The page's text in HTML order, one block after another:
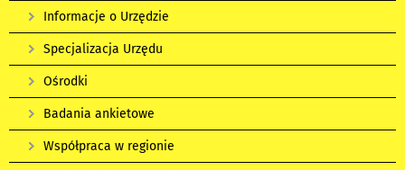
Informacje o Urzędzie
Specjalizacja Urzędu
Ośrodki
Badania ankietowe
Współpraca w regionie